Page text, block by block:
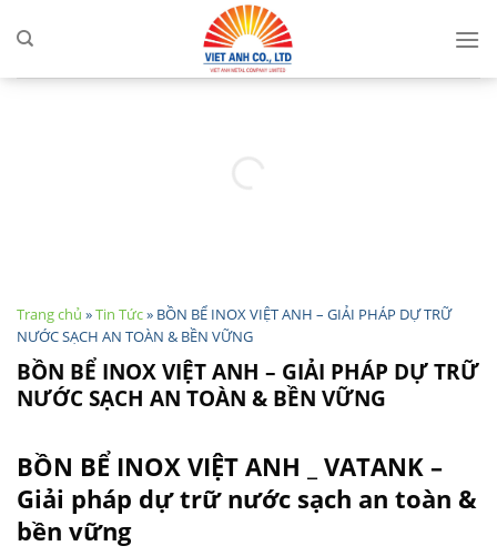
Trang chủ »Tin Tức» BỒN BỂ INOX VIỆT ANH – GIẢI PHÁP DỰ TRỮ
NƯỚC SẠCH AN TOÀN & BỀN VỮNG
BỒN BỂ INOX VIỆT ANH – GIẢI PHÁP DỰ TRỮ
NƯỚC SẠCH AN TOÀN & BỀN VỮNG
BỒN BỂ INOX VIỆT ANH _ VATANK –
Giải pháp dự trữ nước sạch an toàn &
bền vững